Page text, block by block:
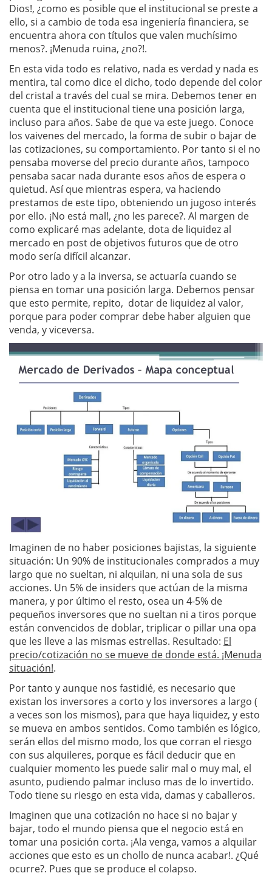
Dios!, ¿como es posible que el institucional se preste a
ello, si a cambio de toda esa ingeniería financiera, se
encuentra ahora con títulos que valen muchísimo
menos?. ¡Menuda ruina, ¿no?!.
En esta vida todo es relativo, nada es verdad y nada es
mentira, tal como dice el dicho, todo depende del color
del cristal a través del cual se mira. Debemos tener en
cuenta que el institucional tiene una posición larga,
incluso para años. Sabe de que va este juego. Conoce
los vaivenes del mercado, la forma de subir o bajar de
las cotizaciones, su comportamiento. Por tanto si el no
pensaba moverse del precio durante años, tampoco
pensaba sacar nada durante esos años de espera o
quietud. Así que mientras espera, va haciendo
prestamos de este tipo, obteniendo un jugoso interés
por ello. ¡No está mal!, ¿no les parece?. Al margen de
como explicaré mas adelante, dota de liquidez al
mercado en post de objetivos futuros que de otro
modo sería difícil alcanzar.
Por otro lado y a la inversa, se actuaría cuando se
piensa en tomar una posición larga. Debemos pensar
que esto permite, repito, dotar de liquidez al valor,
porque para poder comprar debe haber alguien que
venda, y viceversa.
Imaginen de no haber posiciones bajistas, la siguiente
situación: Un 90% de institucionales comprados a muy
largo que no sueltan, ni alquilan, ni una sola de sus
acciones. Un 5% de insiders que actúan de la misma
manera, y por último el resto, osea un 4-5% de
pequeños inversores que no sueltan ni a tiros porque
están convencidos de doblar, triplicar o pillar una opa
que les lleve a las mismas estrellas. Resultado: El
precio/cotización no se mueve de donde está. ¡Menuda
situación!.
Por tanto y aunque nos fastidié, es necesario que
existan los inversores a corto y los inversores a largo (
a veces son los mismos), para que haya liquidez, y esto
se mueva en ambos sentidos. Como también es lógico,
serán ellos del mismo modo, los que corran el riesgo
con sus alquileres, porque es fácil deducir que en
cualquier momento les puede salir mal o muy mal, el
asunto, pudiendo palmar incluso mas de lo invertido.
Todo tiene su riesgo en esta vida, damas y caballeros.
Imaginen que una cotización no hace si no bajar y
bajar, todo el mundo piensa que el negocio está en
tomar una posición corta. ¡Ala venga, vamos a alquilar
acciones que esto es un chollo de nunca acabar!. ¿Qué
ocurre?. Pues que se produce el colapso.